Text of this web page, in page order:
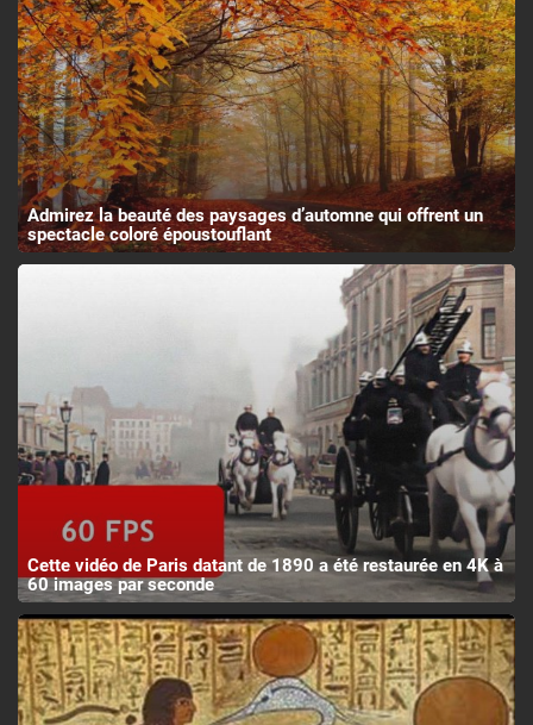
Admirez la beauté des paysages d’automne qui offrent un
spectacle coloré époustouflant
Cette vidéo de Paris datant de 1890 a été restaurée en 4K à
60 images par seconde